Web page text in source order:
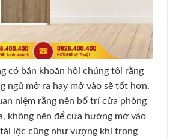
có băn khoăn hỏi chúng tôi rằng
ngủ mở ra hay mở vào sẽ tốt hơn.
niệm rằng nên bố trí cửa phòng
không nên để cửa hướng mở vào
lộc cũng như vượng khí trong